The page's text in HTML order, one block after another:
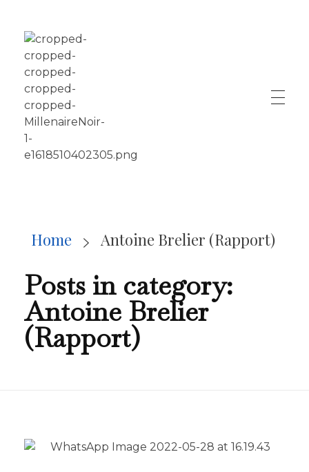
Home Antoine Brelier (Rapport)
Posts in category:
Antoine Brelier
(Rapport)